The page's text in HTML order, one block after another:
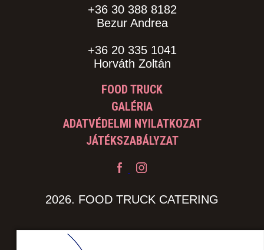
+36 30 388 8182
Bezur Andrea
+36 20 335 1041
Horváth Zoltán
FOOD TRUCK
GALÉRIA
ADATVÉDELMI NYILATKOZAT
JÁTÉKSZABÁLYZAT
2026. FOOD TRUCK CATERING